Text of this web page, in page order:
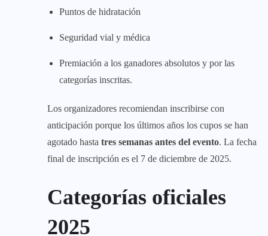
Puntos de hidratación
Seguridad vial y médica
Premiación a los ganadores absolutos y por las
categorías inscritas.
Los organizadores recomiendan inscribirse con
anticipación porque los últimos años los cupos se han
agotado hasta tres semanas antes del evento. La fecha
final de inscripción es el 7 de diciembre de 2025.
Categorías oficiales
2025